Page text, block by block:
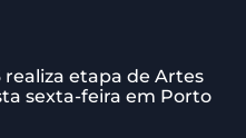
realiza etapa de Artes
sexta-feira em Porto